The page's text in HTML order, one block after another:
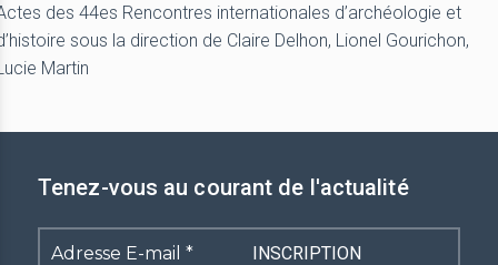
des 44es Rencontres internationales d’archéologie et
sous la direction de Claire Delhon, Lionel Gourichon,
Martin
Tenez-vous au courant de l'actualité
Adresse